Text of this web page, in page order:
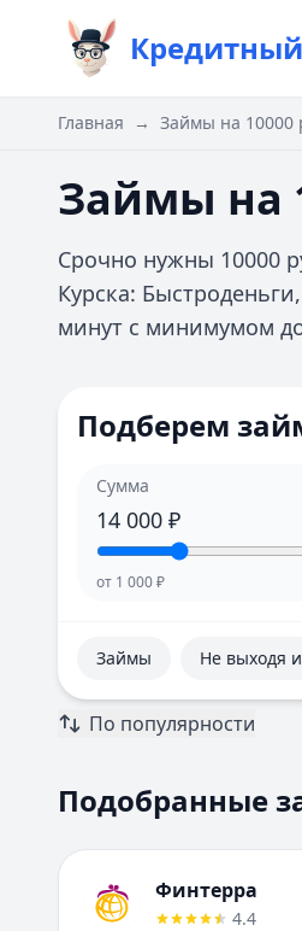
Кредитный
Главная → Займы на 10000
Займы на
Срочно нужны 10000
Курска:
минут с минимумом
Подберем
Сумма
14 000 ₽
от 1 000₽
Займы Не выходя
По популярности
Подобранные
Финтерра
4.4